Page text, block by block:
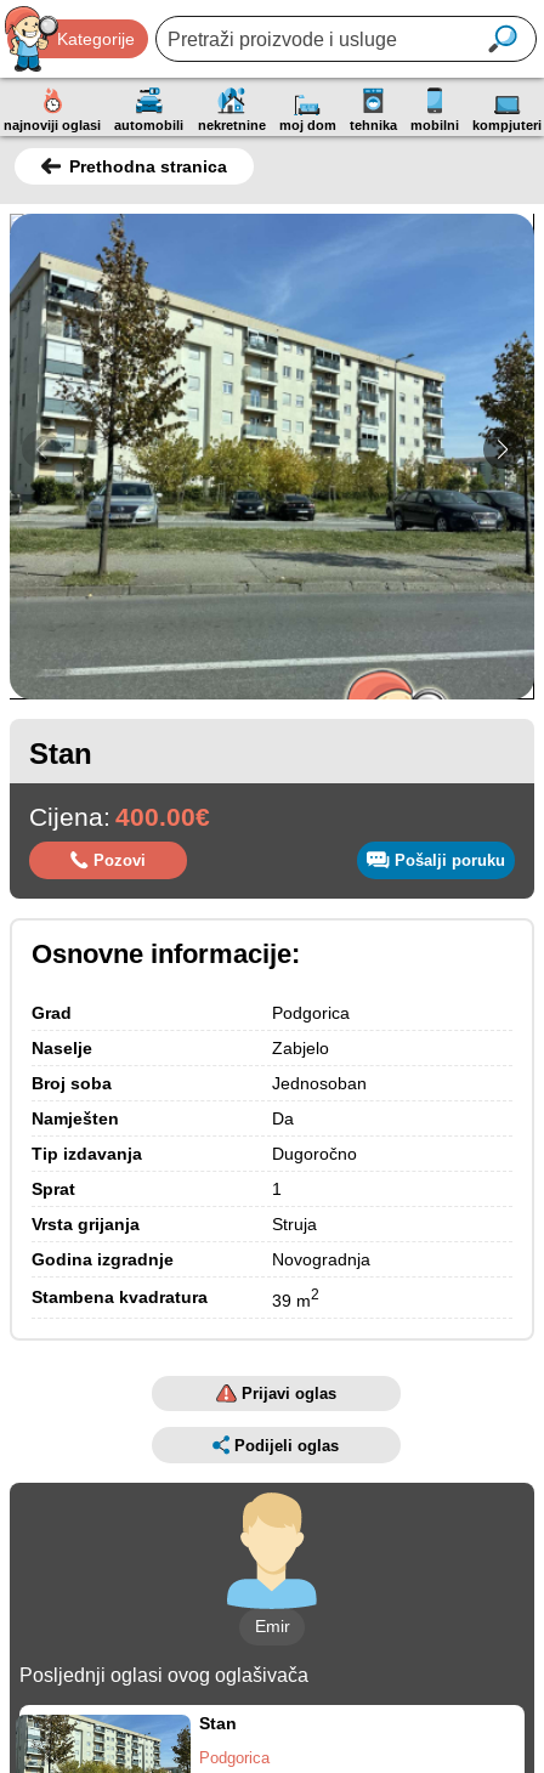
Kategorije
najnoviji oglasi automobili nekretnine moj dom tehnika mobilni kompjuteri
Prethodna stranica
Stan
Cijena: 400.00€
Pozovi Pošalji poruku
Osnovne informacije:
Grad
Podgorica
Naselje
Zabjelo
Broj soba
Jednosoban
Namješten
Da
Tip izdavanja
Dugoročno
Sprat
1
Vrsta grijanja
Struja
Godina izgradnje
Novogradnja
Stambena kvadratura
39 m2
Prijavi oglas
Podijeli oglas
Emir
Posljednji oglasi ovog oglašivača
Stan
Podgorica